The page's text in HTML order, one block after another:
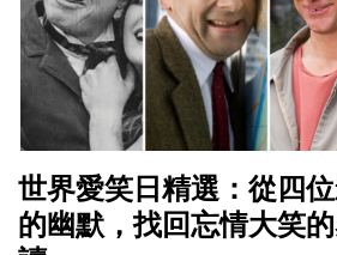
世界愛笑日精選：從四
的幽默，找回忘情大笑